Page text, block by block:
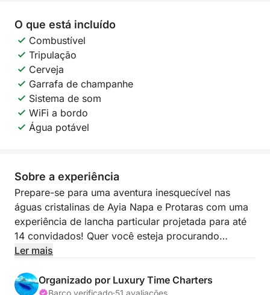
O que está incluído
Combustível
Tripulação
Cerveja
Garrafa de champanhe
Sistema de som
WiFi a bordo
Água potável
Sobre a experiência
Prepare-se para uma aventura inesquecível nas
águas cristalinas de Ayia Napa e Protaras com uma
experiência de lancha particular projetada para até
14 convidados! Quer você esteja procurando
emoção e excitação ou um cruzeiro descontraído ao
perfeita de explorar Chipre do mar.
Ler mais
Organizado por Luxury Time Charters
Barco verificado·51 avaliações